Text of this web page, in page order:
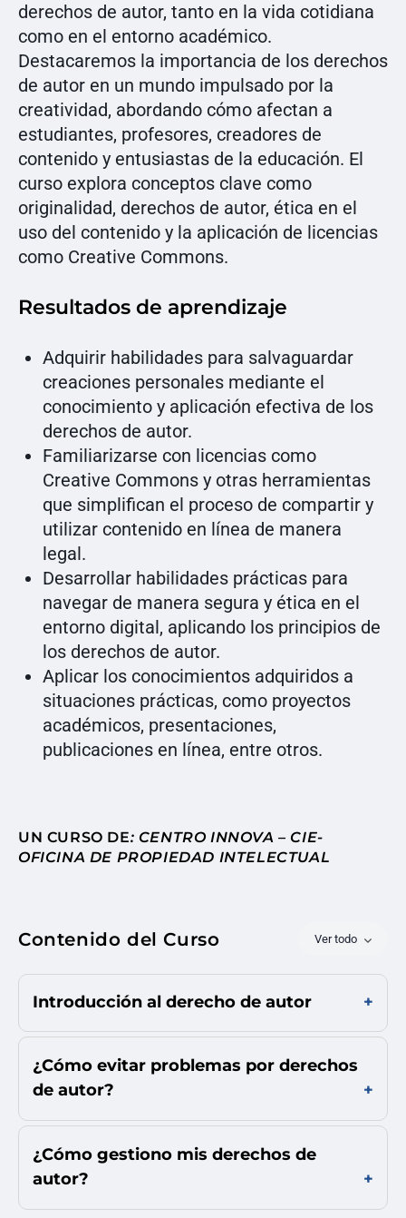
derechos de autor, tanto en la vida cotidiana
como en el entorno académico.
Destacaremos la importancia de los derechos
de autor en un mundo impulsado por la
creatividad, abordando cómo afectan a
estudiantes, profesores, creadores de
contenido y entusiastas de la educación. El
curso explora conceptos clave como
originalidad, derechos de autor, ética en el
uso del contenido y la aplicación de licencias
como Creative Commons.
Resultados de aprendizaje
Adquirir habilidades para salvaguardar
creaciones personales mediante el
conocimiento y aplicación efectiva de los
derechos de autor.
Familiarizarse con licencias como
Creative Commons y otras herramientas
que simplifican el proceso de compartir y
utilizar contenido en línea de manera
legal.
Desarrollar habilidades prácticas para
navegar de manera segura y ética en el
entorno digital, aplicando los principios de
los derechos de autor.
Aplicar los conocimientos adquiridos a
situaciones prácticas, como proyectos
académicos, presentaciones,
publicaciones en línea, entre otros.
UN CURSO DE: CENTRO INNOVA – CIE-
OFICINA DE PROPIEDAD INTELECTUAL
Contenido del Curso Ver todo
Introducción al derecho de autor
¿Cómo evitar problemas por derechos
de autor?
¿Cómo gestiono mis derechos de
autor?